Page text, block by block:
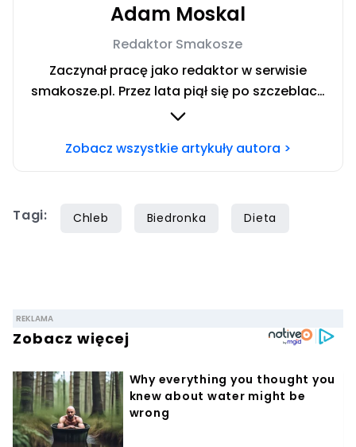
Adam Moskal
Redaktor Smakosze
Zaczynał pracę jako redaktor w serwisie
smakosze.pl. Przez lata piął się po szczeblach
przez stanowiska wydawnicze, w serwisach
oraz papilot.pl. Przez ponad rok dbał o serwis
siedem lat, lecz gotowaniem i pisaniem o
Zobacz wszystkie artykuły autora >
Tagi: Chleb Biedronka Dieta